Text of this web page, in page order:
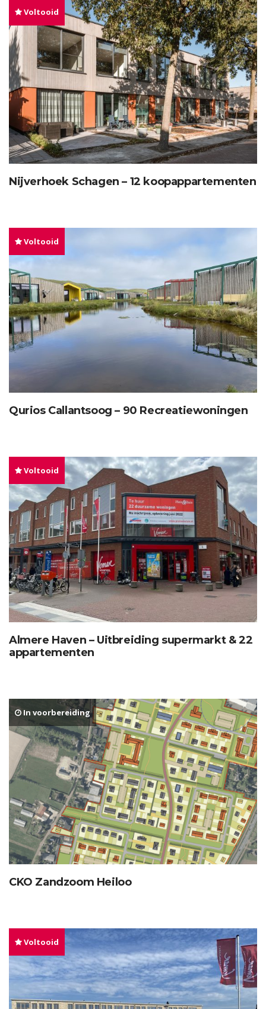
Voltooid
Nijverhoek Schagen – 12 koopappartementen
Voltooid
Qurios Callantsoog – 90 Recreatiewoningen
Voltooid
Almere Haven – Uitbreiding supermarkt & 22
appartementen
In voorbereiding
CKO Zandzoom Heiloo
Voltooid